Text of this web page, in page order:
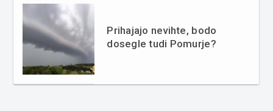
Prihajajo nevihte, bodo
dosegle tudi Pomurje?